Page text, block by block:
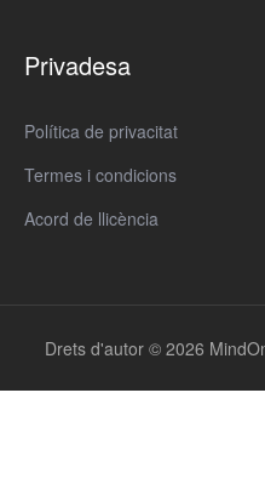
Privadesa
Política de privacitat
Termes i condicions
Acord de llicència
Drets d'autor © 2026